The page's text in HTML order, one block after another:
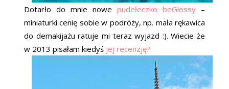
Dotarło do mnie nowe pudełeczko beGlossy –
miniaturki cenię sobie w podróży, np. mała rękawica
do demakijażu ratuje mi teraz wyjazd :). Wiecie że
w 2013 pisałam kiedyś jej recenzję?